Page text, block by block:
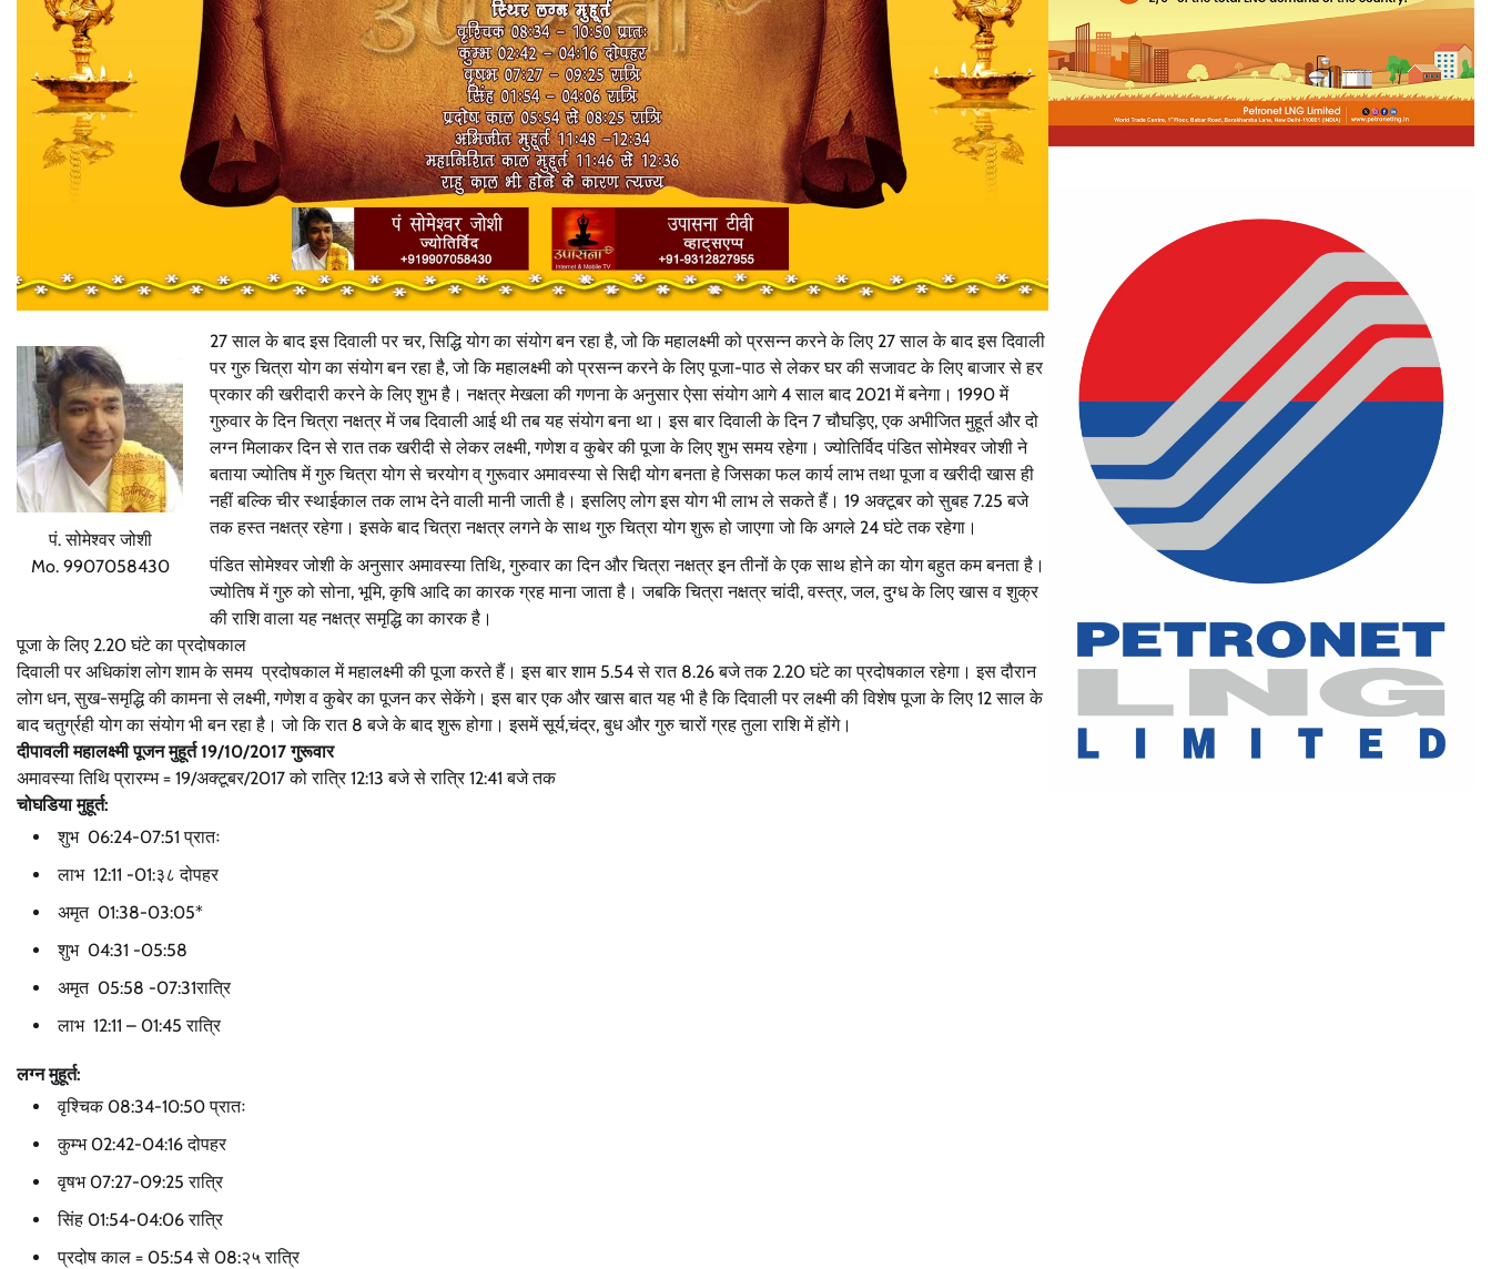
पं. सोमेश्वर जोशी
Mo. 9907058430
27 साल के बाद इस दिवाली पर चर, सिद्धि योग का संयोग बन रहा है, जो कि महालक्ष्मी को प्रसन्न करने के लिए 27 साल के बाद इस दिवाली
पर गुरु चित्रा योग का संयोग बन रहा है, जो कि महालक्ष्मी को प्रसन्न करने के लिए पूजा-पाठ से लेकर घर की सजावट के लिए बाजार से हर
प्रकार की खरीदारी करने के लिए शुभ है। नक्षत्र मेखला की गणना के अनुसार ऐसा संयोग आगे 4 साल बाद 2021 में बनेगा। 1990 में
गुरुवार के दिन चित्रा नक्षत्र में जब दिवाली आई थी तब यह संयोग बना था। इस बार दिवाली के दिन 7 चौघड़िए, एक अभीजित मुहूर्त और दो
लग्न मिलाकर दिन से रात तक खरीदी से लेकर लक्ष्मी, गणेश व कुबेर की पूजा के लिए शुभ समय रहेगा। ज्योतिर्विद पंडित सोमेश्वर जोशी ने
बताया ज्योतिष में गुरु चित्रा योग से चरयोग व् गुरूवार अमावस्या से सिद्दी योग बनता हे जिसका फल कार्य लाभ तथा पूजा व खरीदी खास ही
नहीं बल्कि चीर स्थाईकाल तक लाभ देने वाली मानी जाती है। इसलिए लोग इस योग भी लाभ ले सकते हैं। 19 अक्टूबर को सुबह 7.25 बजे
तक हस्त नक्षत्र रहेगा। इसके बाद चित्रा नक्षत्र लगने के साथ गुरु चित्रा योग शुरू हो जाएगा जो कि अगले 24 घंटे तक रहेगा।
पंडित सोमेश्वर जोशी के अनुसार अमावस्या तिथि, गुरुवार का दिन और चित्रा नक्षत्र इन तीनों के एक साथ होने का योग बहुत कम बनता है।
ज्योतिष में गुरु को सोना, भूमि, कृषि आदि का कारक ग्रह माना जाता है। जबकि चित्रा नक्षत्र चांदी, वस्त्र, जल, दुग्ध के लिए खास व शुक्र
की राशि वाला यह नक्षत्र समृद्धि का कारक है।
पूजा के लिए 2.20 घंटे का प्रदोषकाल
दिवाली पर अधिकांश लोग शाम के समय प्रदोषकाल में महालक्ष्मी की पूजा करते हैं। इस बार शाम 5.54 से रात 8.26 बजे तक 2.20 घंटे का प्रदोषकाल रहेगा। इस दौरान
लोग धन, सुख-समृद्धि की कामना से लक्ष्मी, गणेश व कुबेर का पूजन कर सेकेंगे। इस बार एक और खास बात यह भी है कि दिवाली पर लक्ष्मी की विशेष पूजा के लिए 12 साल के
बाद चतुर्ग्रही योग का संयोग भी बन रहा है। जो कि रात 8 बजे के बाद शुरू होगा। इसमें सूर्य,चंद्र, बुध और गुरु चारों ग्रह तुला राशि में होंगे।
दीपावली महालक्ष्मी पूजन मुहूर्त 19/10/2017 गुरूवार
अमावस्या तिथि प्रारम्भ = 19/अक्टूबर/2017 को रात्रि 12:13 बजे से रात्रि 12:41 बजे तक
चोघडिया मुहूर्त:
शुभ 06:24-07:51 प्रातः
लाभ 12:11 -01:३८ दोपहर
अमृत 01:38-03:05*
शुभ 04:31 -05:58
अमृत 05:58 -07:31रात्रि
लाभ 12:11 – 01:45 रात्रि
लग्न मुहूर्त:
वृश्चिक 08:34-10:50 प्रातः
कुम्भ 02:42-04:16 दोपहर
वृषभ 07:27-09:25 रात्रि
सिंह 01:54-04:06 रात्रि
प्रदोष काल = 05:54 से 08:२५ रात्रि